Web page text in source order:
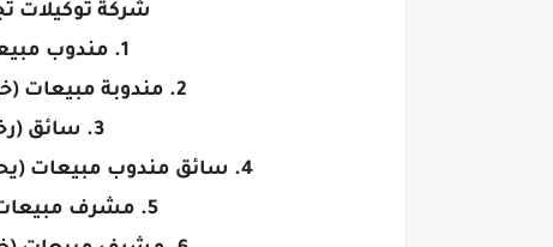
شركة توكيلات
1. مندوب مبيعات (خبرة في المبيعات)
2. مندوبة مبيعات (خبرة في مستحضرات التجميل)
3. سائق (رخصة مهنية أو خاصة)
4. سائق مندوب مبيعات (يحمل رخصة مهنية، خبرة في المبيعات)
5. مشرف مبيعات (خبرة في المواد الغذائية)